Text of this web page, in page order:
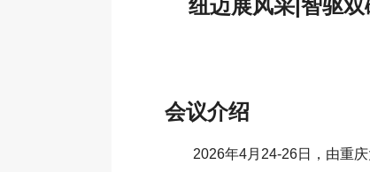
纽迈展风采|智驱
会议介绍
2026年4月24-26日，由重